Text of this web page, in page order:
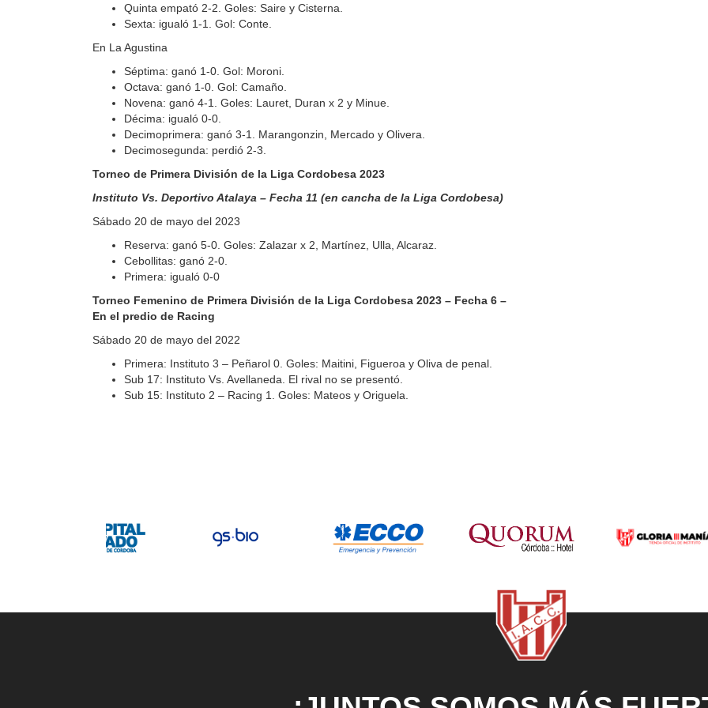
Quinta empató 2-2. Goles: Saire y Cisterna.
Sexta: igualó 1-1. Gol: Conte.
En La Agustina
Séptima: ganó 1-0. Gol: Moroni.
Octava: ganó 1-0. Gol: Camaño.
Novena: ganó 4-1. Goles: Lauret, Duran x 2 y Minue.
Décima: igualó 0-0.
Decimoprimera: ganó 3-1. Marangonzin, Mercado y Olivera.
Decimosegunda: perdió 2-3.
Torneo de Primera División de la Liga Cordobesa 2023
Instituto Vs. Deportivo Atalaya – Fecha 11 (en cancha de la Liga Cordobesa)
Sábado 20 de mayo del 2023
Reserva: ganó 5-0. Goles: Zalazar x 2, Martínez, Ulla, Alcaraz.
Cebollitas: ganó 2-0.
Primera: igualó 0-0
Torneo Femenino de Primera División de la Liga Cordobesa 2023 – Fecha 6 –
En el predio de Racing
Sábado 20 de mayo del 2022
Primera: Instituto 3 – Peñarol 0. Goles: Maitini, Figueroa y Oliva de penal.
Sub 17: Instituto Vs. Avellaneda. El rival no se presentó.
Sub 15: Instituto 2 – Racing 1. Goles: Mateos y Origuela.